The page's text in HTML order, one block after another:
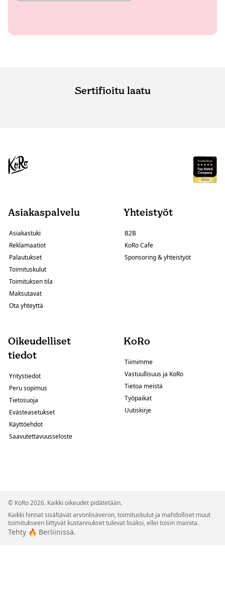
Sertifioitu laatu
Asiakaspalvelu
Asiakastuki
Reklamaatiot
Palautukset
Toimituskulut
Toimituksen tila
Maksutavat
Ota yhteyttä
Yhteistyöt
B2B
KoRo Cafe
Sponsoring & yhteistyöt
Oikeudelliset
tiedot
Yritystiedot
Peru sopimus
Tietosuoja
Evästeasetukset
Käyttöehdot
Saavutettavuusseloste
KoRo
Tiimimme
Vastuullisuus ja KoRo
Tietoa meistä
Työpaikat
Uutiskirje
© KoRo 2026. Kaikki oikeudet pidätetään.
Kaikki hinnat sisältävät arvonlisäveron, toimituskulut ja mahdolliset muut
toimitukseen liittyvät kustannukset tulevat lisäksi, ellei toisin mainita.
Tehty 🔥 Berliinissä.